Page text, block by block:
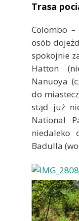
Trasa
Colombo –
osób
spokojnie
Hatton
Nanuoya
do
stąd już
National
niedaleko
Badulla